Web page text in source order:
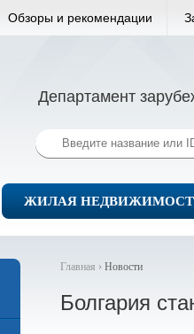
Обзоры и рекомендации
Департамент
ЖИЛАЯ
Главная › Новости
Болгария